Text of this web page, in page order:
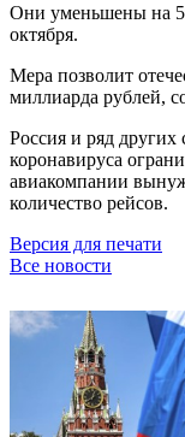
Они уменьшены на
октября.
Мера позволит
миллиарда рублей,
Россия и ряд других
коронавируса
авиакомпании
количество рейсов.
Версия для печати
Все новости